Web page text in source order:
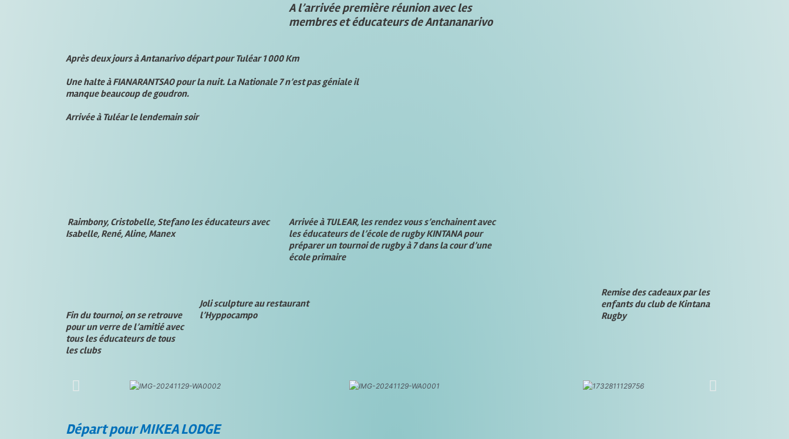
A l’arrivée première réunion avec les
membres et éducateurs de Antananarivo
Après deux jours à Antanarivo départ pour Tuléar 1 000 Km
Une halte à FIANARANTSAO pour la nuit. La Nationale 7 n’est pas géniale il
manque beaucoup de goudron.
Arrivée à Tuléar le lendemain soir
Raimbony, Cristobelle, Stefano les éducateurs avec
Isabelle, René, Aline, Manex
Arrivée à TULEAR, les rendez vous s’enchainent avec
les éducateurs de l’école de rugby KINTANA pour
préparer un tournoi de rugby à 7 dans la cour d’une
école primaire
Fin du tournoi, on se retrouve
pour un verre de l’amitié avec
tous les éducateurs de tous
les clubs
Joli sculpture au restaurant
l’Hyppocampo
Remise des cadeaux par les
enfants du club de Kintana
Rugby
Départ pour MIKEA LODGE